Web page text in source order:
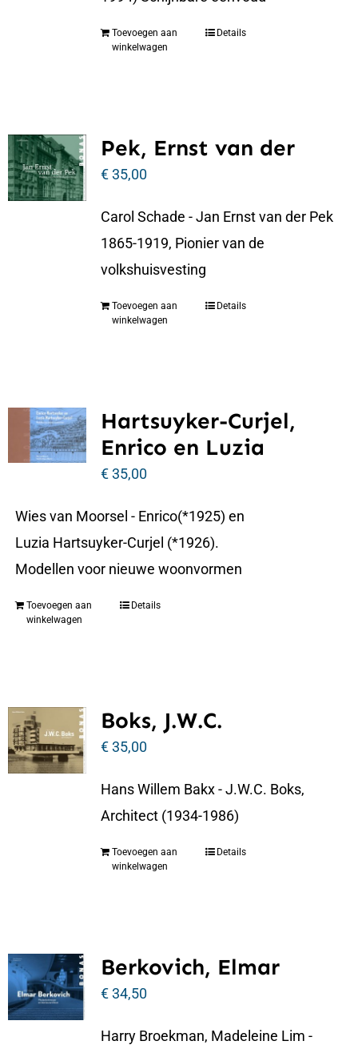
Toevoegen aan
winkelwagen
Details
Pek, Ernst van der
€35,00
Carol Schade - Jan Ernst van der Pek
1865-1919, Pionier van de
volkshuisvesting
Toevoegen aan
winkelwagen
Details
Hartsuyker-Curjel,
Enrico en Luzia
€35,00
Wies van Moorsel - Enrico(*1925) en
Luzia Hartsuyker-Curjel (*1926).
Modellen voor nieuwe woonvormen
Toevoegen aan
winkelwagen
Details
Boks, J.W.C.
€35,00
Hans Willem Bakx - J.W.C. Boks,
Architect (1934-1986)
Toevoegen aan
winkelwagen
Details
Berkovich, Elmar
€34,50
Harry Broekman, Madeleine Lim -